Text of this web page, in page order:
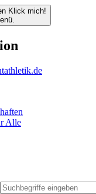
Klick mich!
Alle